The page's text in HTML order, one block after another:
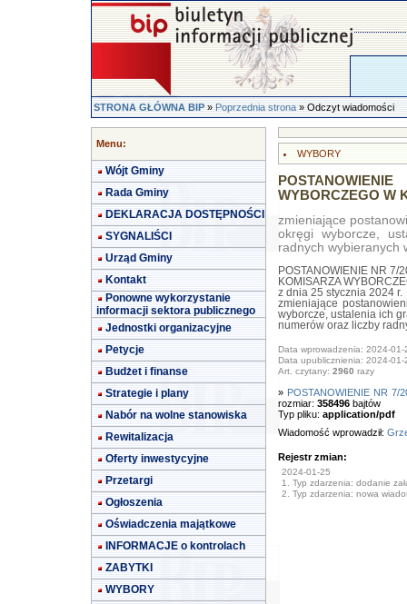
STRONA GŁÓWNA BIP»Poprzednia strona» Odczyt wiadomości
Menu:
Wójt Gminy
Rada Gminy
DEKLARACJA DOSTĘPNOŚCI
SYGNALIŚCI
Urząd Gminy
Kontakt
Ponowne wykorzystanie
informacji sektora publicznego
Jednostki organizacyjne
Petycje
Budżet i finanse
Strategie i plany
Nabór na wolne stanowiska
Rewitalizacja
Oferty inwestycyjne
Przetargi
Ogłoszenia
Oświadczenia majątkowe
INFORMACJE o kontrolach
ZABYTKI
WYBORY
WYBORY
WYBORCZEGO W
zmieniające
okręgi wyborcze,
radnych wybieranych
POSTANOWIENIE NR 7/
KOMISARZA
z dnia 25 stycznia 2024 r.
zmieniające
wyborcze, ustalenia ich
numerów oraz liczby
Data wprowadzenia: 2024-01-
Data upublicznienia: 2024-01-
Art. czytany: 2960 razy
» POSTANOWIENIE NR 7/
rozmiar: 358496bajtów
Typ pliku: application/pdf
Wiadomość wprowadził:
Rejestr zmian:
2024-01-25
1. Typ zdarzenia: dodanie
2. Typ zdarzenia: nowa